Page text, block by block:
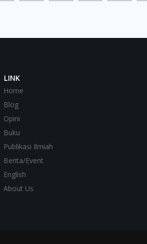
LINK
Home
Blog
Opini
Buku
Publikasi Ilmiah
Berita/Event
English
About Us